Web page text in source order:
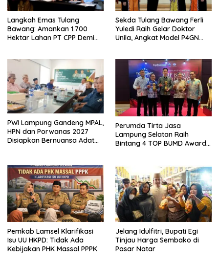
Langkah Emas Tulang
Bawang: Amankan 1.700
Hektar Lahan PT CPP Demi
Sekda Tulang Bawang Ferli
Yuledi Raih Gelar Doktor
Unila, Angkat Model P4GN
PWI Lampung Gandeng MPAL,
HPN dan Porwanas 2027
Disiapkan Bernuansa Adat
Perumda Tirta Jasa
Lampung Selatan Raih
Bintang 4 TOP BUMD Awards
Pemkab Lamsel Klarifikasi
Isu UU HKPD: Tidak Ada
Kebijakan PHK Massal PPPK
Jelang Idulfitri, Bupati Egi
Tinjau Harga Sembako di
Pasar Natar